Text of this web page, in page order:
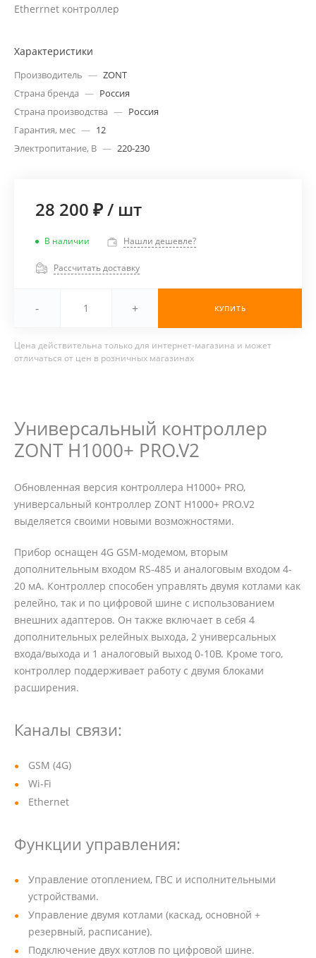
Etherrnet контроллер
Характеристики
Производитель — ZONT
Страна бренда — Россия
Страна производства — Россия
Гарантия, мес — 12
Электропитание, В — 220-230
28 200 ₽/ шт
В наличии Нашли дешевле?
Рассчитать доставку
- + КУПИТЬ
Цена действительна только для интернет-магазина и может
отличаться от цен в розничных магазинах
Универсальный контроллер
ZONT H1000+ PRO.V2
Обновленная версия контроллера H1000+ PRO,
универсальный контроллер ZONT H1000+ PRO.V2
выделяется своими новыми возможностями.
Прибор оснащен 4G GSM-модемом, вторым
дополнительным входом RS-485 и аналоговым входом 4-
20 мА. Контроллер способен управлять двумя котлами как
релейно, так и по цифровой шине с использованием
внешних адаптеров. Он также включает в себя 4
дополнительных релейных выхода, 2 универсальных
входа/выхода и 1 аналоговый выход 0-10В. Кроме того,
контроллер поддерживает работу с двумя блоками
расширения.
Каналы связи:
GSM (4G)
Wi-Fi
Ethernet
Функции управления:
Управление отоплением, ГВС и исполнительными
устройствами.
Управление двумя котлами (каскад, основной +
резервный, расписание).
Подключение двух котлов по цифровой шине.